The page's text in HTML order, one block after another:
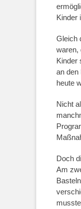
Kinder
Gleich
waren,
Kinder
an den
heute
Nicht
Doch
Am